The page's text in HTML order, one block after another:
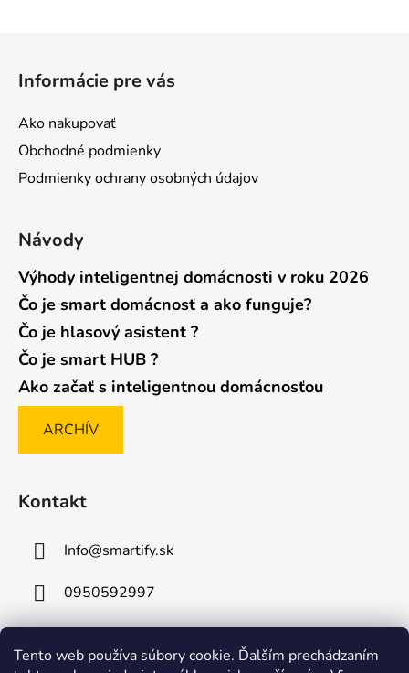
Tento web používa súbory cookie. Ďalším prechádzaním
Informácie pre vás
Ako nakupovať
Obchodné podmienky
Podmienky ochrany osobných údajov
Návody
Výhody inteligentnej domácnosti v roku 2026
Čo je smart domácnosť a ako funguje?
Čo je hlasový asistent ?
Čo je smart HUB ?
Ako začať s inteligentnou domácnosťou
ARCHÍV
Kontakt
Info@smartify.sk
0950592997